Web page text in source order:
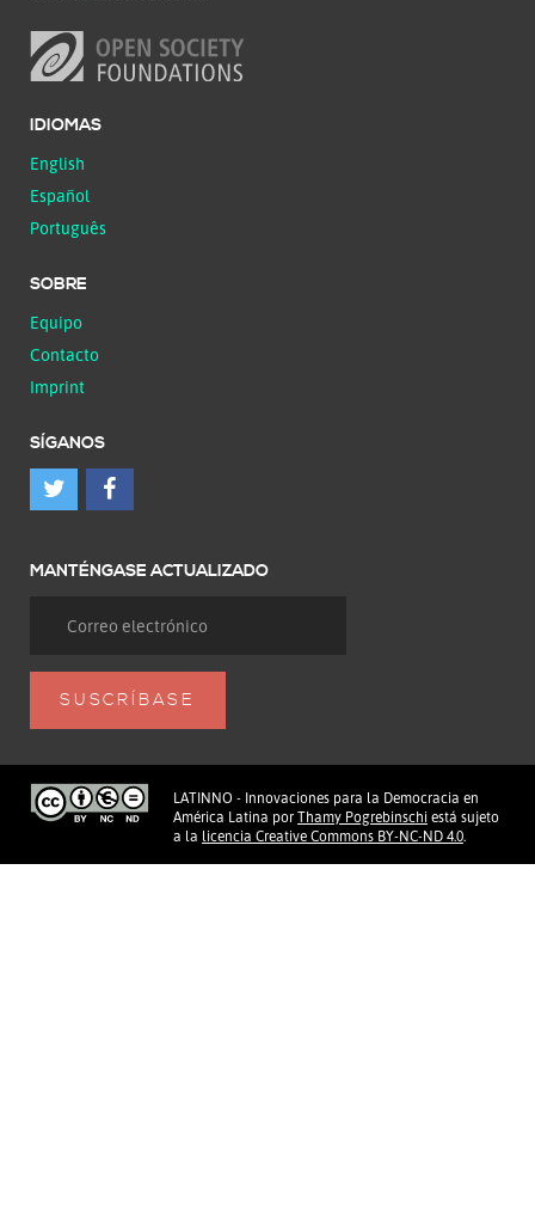
IDIOMAS
English
Español
Português
SOBRE
Equipo
Contacto
Imprint
SÍGANOS
MANTÉNGASE ACTUALIZADO
LATINNO - Innovaciones para la Democracia en
América Latina por Thamy Pogrebinschi está sujeto
a la licencia Creative Commons BY-NC-ND 4.0.